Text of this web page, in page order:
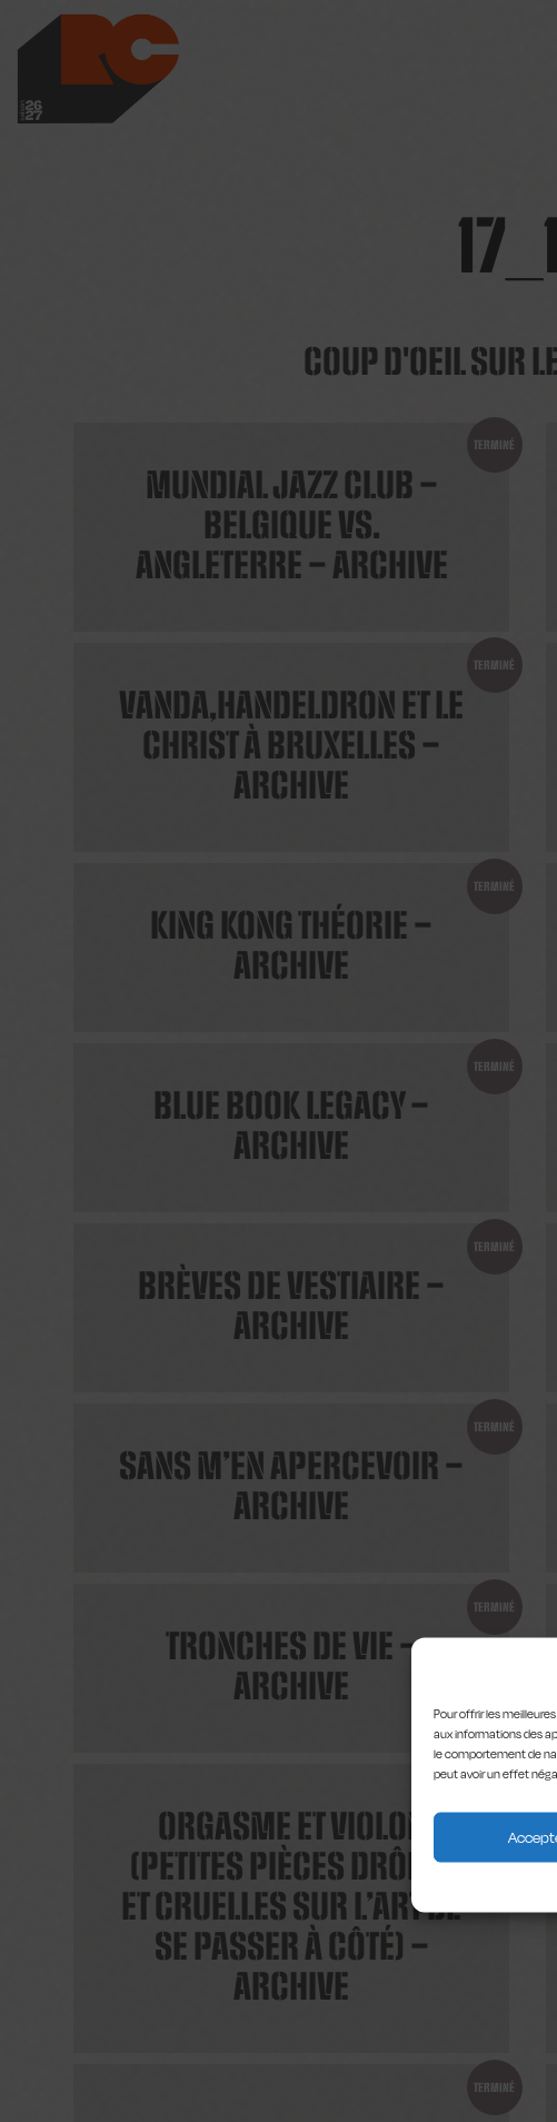
Pour offrir les
aux informations des
le comportement de
peut avoir un effet
LES RICHES-CLAIRES
COUP D'OEIL SUR
MUNDIAL JAZZ CLUB –
BELGIQUE VS.
ANGLETERRE – ARCHIVE
TERMINÉ
VANDA,HANDELDRON ET LE
CHRIST À BRUXELLES –
ARCHIVE
TERMINÉ
KING KONG THÉORIE –
ARCHIVE
TERMINÉ
BLUE BOOK LEGACY –
ARCHIVE
TERMINÉ
BRÈVES DE VESTIAIRE –
ARCHIVE
TERMINÉ
SANS M’EN APERCEVOIR –
ARCHIVE
TERMINÉ
TRONCHES DE VIE –
ARCHIVE
TERMINÉ
ORGASME ET VIOLON
(PETITES PIÈCES DRÔLES
ET CRUELLES SUR L’ART DE
SE PASSER À CÔTÉ) –
ARCHIVE
TERMINÉ